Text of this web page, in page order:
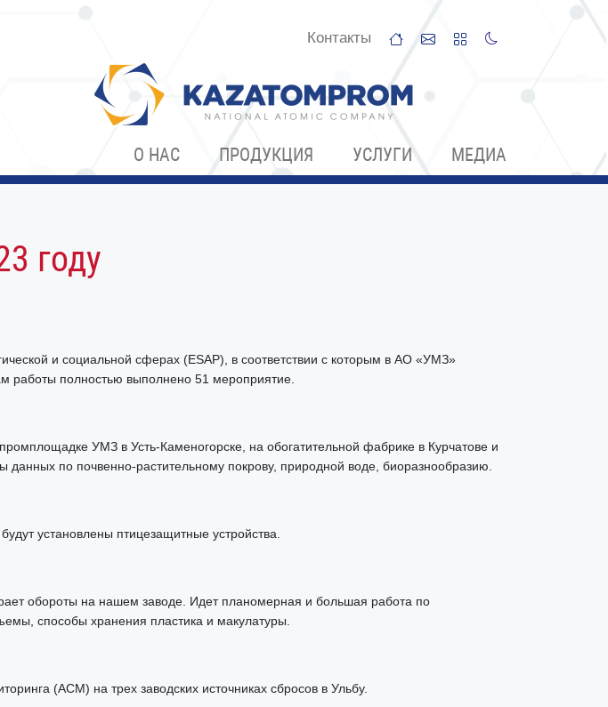
Контакты
О НАС ПРОДУКЦИЯ УСЛУГИ МЕДИА
году
и социальной сферах (ESAP), в соответствии с которым в АО «УМЗ»
работы полностью выполнено 51 мероприятие.
УМЗ в Усть-Каменогорске, на обогатительной фабрике в Курчатове и
по почвенно-растительному покрову, природной воде, биоразнообразию.
установлены птицезащитные устройства.
обороты на нашем заводе. Идет планомерная и большая работа по
способы хранения пластика и макулатуры.
(АСМ) на трех заводских источниках сбросов в Ульбу.